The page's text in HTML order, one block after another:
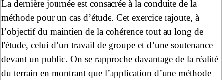
La dernière journée est consacrée à la conduite de la
méthode pour un cas d’étude. Cet exercice rajoute, à
l’objectif du maintien de la cohérence tout au long de
l'étude, celui d’un travail de groupe et d’une soutenance
devant un public. On se rapproche davantage de la réalité
du terrain en montrant que l’application d’une méthode